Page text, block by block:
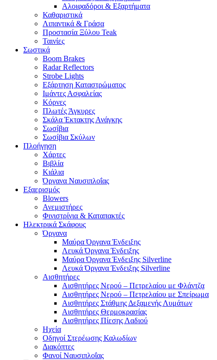
Αλοιφαδόροι & Εξαρτήματα
Καθαριστικά
Λιπαντικά & Γράσα
Προστασία Ξύλου Teak
Ταινίες
Σωστικά
Boom Brakes
Radar Reflectors
Strobe Lights
Εξάρτηση Καταστρώματος
Ιμάντες Ασφαλείας
Κόρνες
Πλωτές Άγκυρες
Σκάλα Έκτακτης Ανάγκης
Σωσίβια
Σωσίβια Σκύλων
Πλοήγηση
Χάρτες
Βιβλία
Κιάλια
Όργανα Ναυσιπλοΐας
Εξαερισμός
Blowers
Ανεμιστήρες
Φινιστρίνια & Καταπακτές
Ηλεκτρικά Σκάφους
Όργανα
Μαύρα Όργανα Ένδειξης
Λευκά Όργανα Ένδειξης
Μαύρα Όργανα Ένδειξης Silverline
Λευκά Όργανα Ένδειξης Silverline
Αισθητήρες
Αισθητήρες Νερού – Πετρελαίου με Φλάντζα
Αισθητήρες Νερού – Πετρελαίου με Σπείρωμα
Αισθητήρες Στάθμης Δεξαμενής Λυμάτων
Αισθητήρες Θερμοκρασίας
Αισθητήρες Πίεσης Λαδιού
Ηχεία
Οδηγοί Στερέωσης Καλωδίων
Διακόπτες
Φανοί Ναυσιπλοΐας